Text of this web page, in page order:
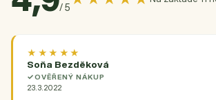
/ 5
★★★★★
Soňa Bezděková
OVĚŘENÝ NÁKUP
23.3.2022